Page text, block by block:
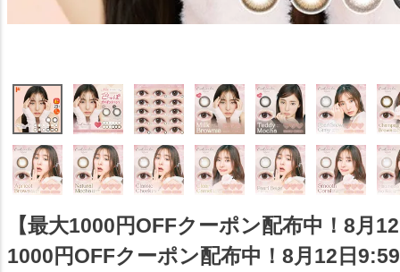
【最大1000円OFFクーポン配布中！8月
1000円OFFクーポン配布中！8月12日